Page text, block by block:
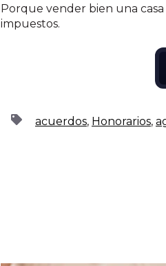
Porque vender bien una
impuestos.
acuerdos, Honorarios,